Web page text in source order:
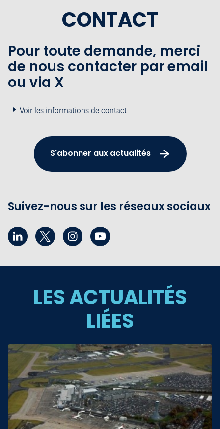
LES ACTUALITÉS
LIÉES
CONTACT
Pour toute demande, merci
de nous contacter par email
ou via X
Voir les informations de contact
S'abonner aux actualités
Suivez-nous sur les réseaux sociaux